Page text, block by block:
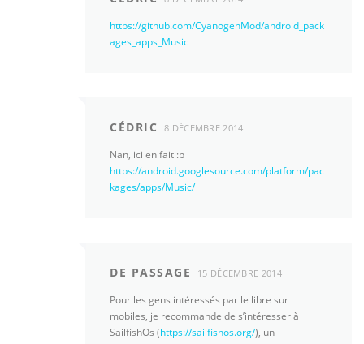
https://github.com/CyanogenMod/android_pack
ages_apps_Music
CÉDRIC 8 DÉCEMBRE 2014
Nan, ici en fait :p
https://android.googlesource.com/platform/pac
kages/apps/Music/
DE PASSAGE 15 DÉCEMBRE 2014
Pour les gens intéressés par le libre sur
mobiles, je recommande de s’intéresser à
SailfishOs (https://sailfishos.org/), un